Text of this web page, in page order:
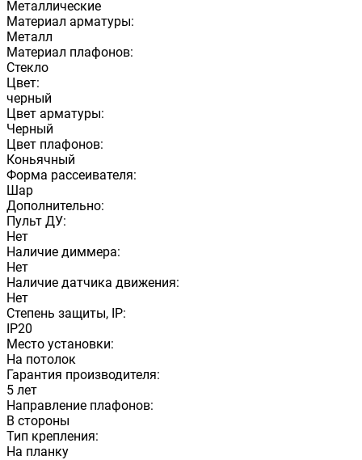
Металлические
Материал арматуры:
Металл
Материал плафонов:
Стекло
Цвет:
черный
Цвет арматуры:
Черный
Цвет плафонов:
Коньячный
Форма рассеивателя:
Шар
Дополнительно:
Пульт ДУ:
Нет
Наличие диммера:
Нет
Наличие датчика движения:
Нет
Степень защиты, IP:
IP20
Место установки:
На потолок
Гарантия производителя:
5 лет
Направление плафонов:
В стороны
Тип крепления:
На планку